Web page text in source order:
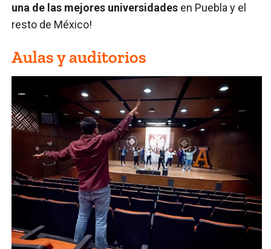
una de las mejores universidades en Puebla y el
resto de México!
Aulas y auditorios